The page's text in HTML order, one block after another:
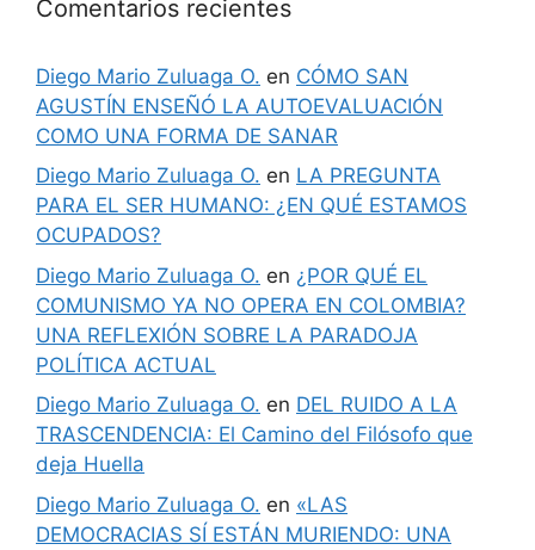
Comentarios recientes
Diego Mario Zuluaga O. en CÓMO SAN
AGUSTÍN ENSEÑÓ LA AUTOEVALUACIÓN
COMO UNA FORMA DE SANAR
Diego Mario Zuluaga O. en LA PREGUNTA
PARA EL SER HUMANO: ¿EN QUÉ ESTAMOS
OCUPADOS?
Diego Mario Zuluaga O. en ¿POR QUÉ EL
COMUNISMO YA NO OPERA EN COLOMBIA?
UNA REFLEXIÓN SOBRE LA PARADOJA
POLÍTICA ACTUAL
Diego Mario Zuluaga O. en DEL RUIDO A LA
TRASCENDENCIA: El Camino del Filósofo que
deja Huella
Diego Mario Zuluaga O. en «LAS
DEMOCRACIAS SÍ ESTÁN MURIENDO: UNA